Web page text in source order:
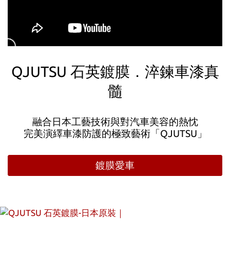
QJUTSU 石英鍍膜．淬鍊車漆真
髓
融合日本工藝技術與對汽車美容的熱忱
完美演繹車漆防護的極致藝術「QJUTSU」
鍍膜愛車